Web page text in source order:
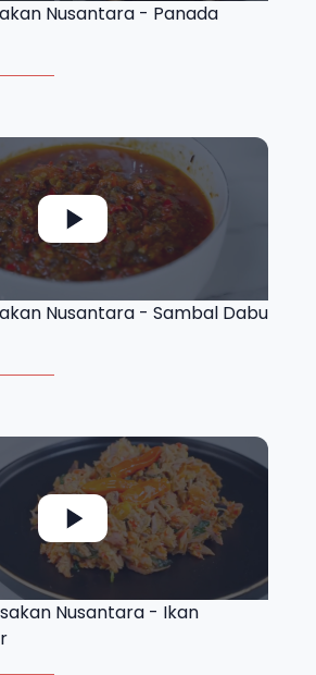
Nusantara - Panada
Nusantara - Sambal Dabu
Nusantara - Ikan